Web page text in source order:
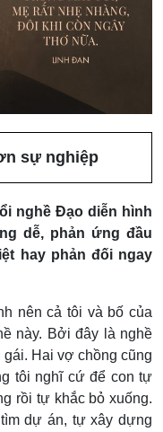
sự nghiệp
nghề Đạo diễn hình
dễ, phản ứng đầu
hay phản đối ngay
nên cả tôi và bố của
này. Bởi đây là nghề
Hai vợ chồng cũng
tôi nghĩ cứ để con tự
rồi tự khắc bỏ xuống.
dự án, tự xây dựng